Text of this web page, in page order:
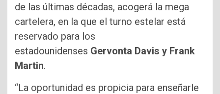
de las últimas décadas, acogerá la mega
cartelera, en la que el turno estelar está
reservado para los
estadounidenses Gervonta Davis y Frank
Martin.
“La oportunidad es propicia para enseñarle